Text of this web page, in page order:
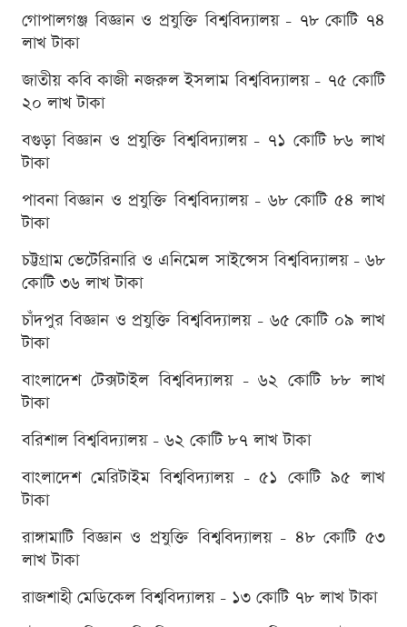
গোপালগঞ্জ বিজ্ঞান ও প্রযুক্তি বিশ্ববিদ্যালয় - ৭৮ কোটি ৭৪
লাখ টাকা
জাতীয় কবি কাজী নজরুল ইসলাম বিশ্ববিদ্যালয় - ৭৫ কোটি
২০ লাখ টাকা
বগুড়া বিজ্ঞান ও প্রযুক্তি বিশ্ববিদ্যালয় - ৭১ কোটি ৮৬ লাখ
টাকা
পাবনা বিজ্ঞান ও প্রযুক্তি বিশ্ববিদ্যালয় - ৬৮ কোটি ৫৪ লাখ
টাকা
চট্টগ্রাম ভেটেরিনারি ও এনিমেল সাইন্সেস বিশ্ববিদ্যালয় - ৬৮
কোটি ৩৬ লাখ টাকা
চাঁদপুর বিজ্ঞান ও প্রযুক্তি বিশ্ববিদ্যালয় - ৬৫ কোটি ০৯ লাখ
টাকা
বাংলাদেশ টেক্সটাইল বিশ্ববিদ্যালয় - ৬২ কোটি ৮৮ লাখ
টাকা
বরিশাল বিশ্ববিদ্যালয় - ৬২ কোটি ৮৭ লাখ টাকা
বাংলাদেশ মেরিটাইম বিশ্ববিদ্যালয় - ৫১ কোটি ৯৫ লাখ
টাকা
রাঙ্গামাটি বিজ্ঞান ও প্রযুক্তি বিশ্ববিদ্যালয় - ৪৮ কোটি ৫৩
লাখ টাকা
রাজশাহী মেডিকেল বিশ্ববিদ্যালয় - ১৩ কোটি ৭৮ লাখ টাকা